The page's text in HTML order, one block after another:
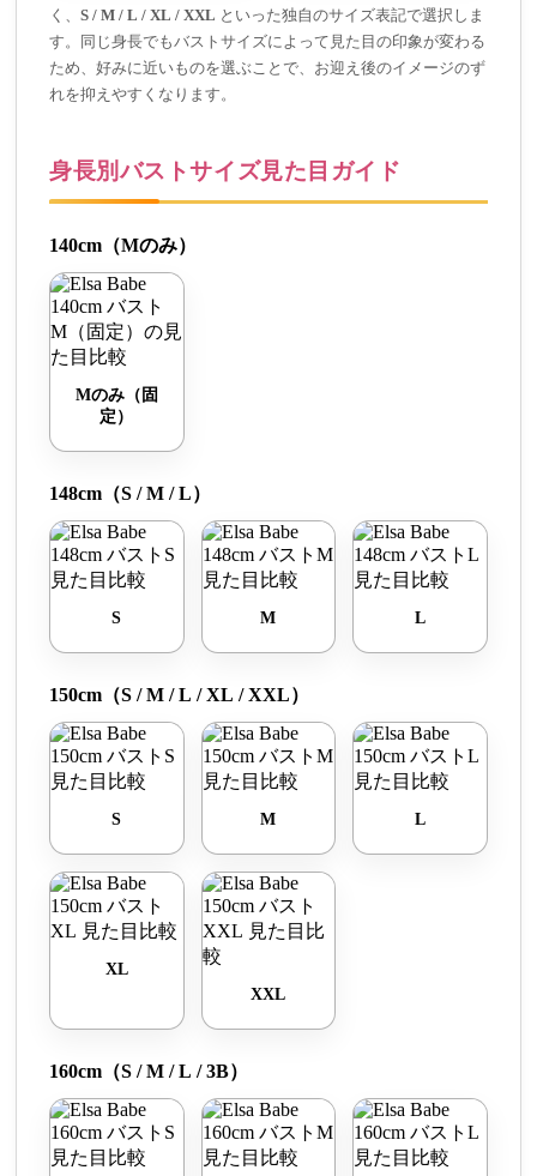
く、 S / M / L / XL / XXL といった独自のサイズ表記で選択しま
す。同じ身長でもバストサイズによって見た目の印象が変わる
ため、好みに近いものを選ぶことで、お迎え後のイメージのず
れを抑えやすくなります。
身長別バストサイズ見た目ガイド
140cm（Mのみ）
Mのみ（固
定）
148cm（S / M / L）
S M L
150cm（S / M / L / XL / XXL）
S M L
XL
XXL
160cm（S / M / L / 3B）